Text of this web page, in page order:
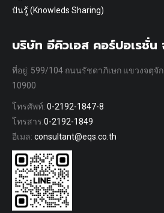
ปันรู้ (Knowleds Sharing)
บริษัท อีคิวเอส คอร์ปอเรชั่น
ที่อยู่: 599/104 ถนนรัชดาภิเษก แขวงจตุจัก
10900
โทรศัพท์: 0-2192-1847-8
โทรสาร:0-2192-1849
อีเมล: consultant@eqs.co.th